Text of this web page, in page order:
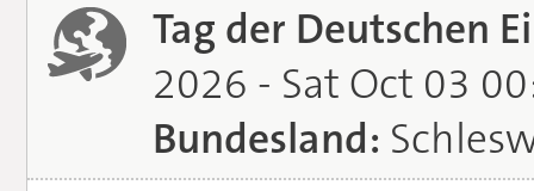
Tag der Deutschen
2026 - Sat Oct 03
Bundesland: